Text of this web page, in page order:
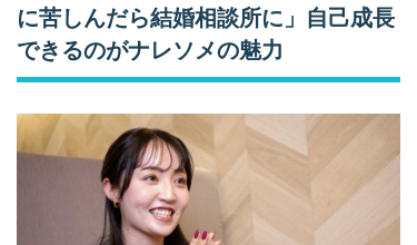
に苦しんだら結婚相談所に」自己成長
できるのがナレソメの魅力